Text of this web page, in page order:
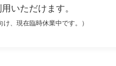
いただけます。
、現在臨時休業中です。）